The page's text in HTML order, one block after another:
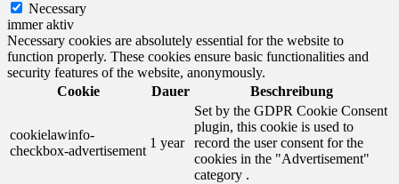
Necessary
immer aktiv
Necessary cookies are absolutely essential for the website to
function properly. These cookies ensure basic functionalities and
security features of the website, anonymously.
Cookie
Dauer Beschreibung
cookielawinfo-
checkbox-advertisement
1 year
Set by the GDPR Cookie Consent
plugin, this cookie is used to
record the user consent for the
cookies in the "Advertisement"
category .